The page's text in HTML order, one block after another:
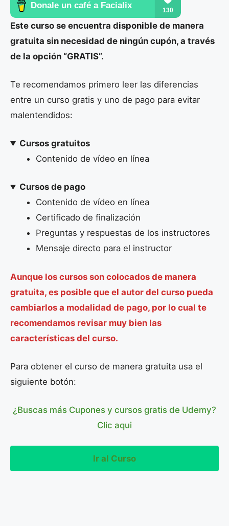
Este curso se encuentra disponible de manera
gratuita sin necesidad de ningún cupón, a través
de la opción “GRATIS”.
Te recomendamos primero leer las diferencias
entre un curso gratis y uno de pago para evitar
malentendidos:
Cursos gratuitos
Contenido de vídeo en línea
Cursos de pago
Contenido de vídeo en línea
Certificado de finalización
Preguntas y respuestas de los instructores
Mensaje directo para el instructor
Aunque los cursos son colocados de manera
gratuita, es posible que el autor del curso pueda
cambiarlos a modalidad de pago, por lo cual te
recomendamos revisar muy bien las
características del curso.
Para obtener el curso de manera gratuita usa el
siguiente botón:
¿Buscas más Cupones y cursos gratis de Udemy?
Clic aqui
Ir al Curso